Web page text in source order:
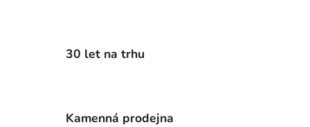
30 let na trhu
Kamenná prodejna